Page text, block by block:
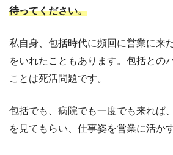
待ってください。
私自身、包括時代に頻回に営業に来
をいれたこともあります。包括との
ことは死活問題です。
包括でも、病院でも一度でも来れば
を見てもらい、仕事姿を営業に活か